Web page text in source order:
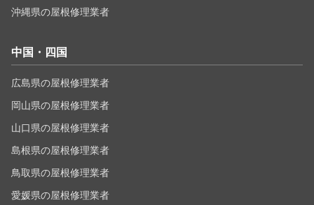
沖縄県の屋根修理業者
中国・四国
広島県の屋根修理業者
岡山県の屋根修理業者
山口県の屋根修理業者
島根県の屋根修理業者
鳥取県の屋根修理業者
愛媛県の屋根修理業者